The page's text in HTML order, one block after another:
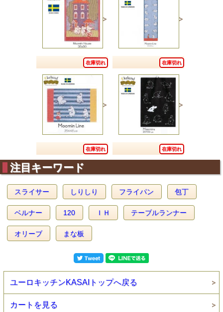
在庫切れ 在庫切れ
在庫切れ 在庫切れ
注目キーワード
スライサー しりしり フライパン 包丁
ベルナー 120 ＩＨ テーブルランナー
オリーブ まな板
ユーロキッチンKASAIトップへ戻る
カートを見る